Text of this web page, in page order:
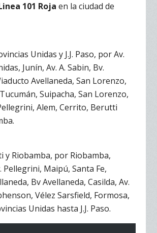
101 Roja en la ciudad de
Unidas y J.J. Paso, por Av.
Junín, Av. A. Sabin, Bv.
Avellaneda, San Lorenzo,
Suipacha, San Lorenzo,
Alem, Cerrito, Berutti
y Riobamba, por Riobamba,
Pellegrini, Maipú, Santa Fe,
Bv Avellaneda, Casilda, Av.
Vélez Sarsfield, Formosa,
Unidas hasta J.J. Paso.